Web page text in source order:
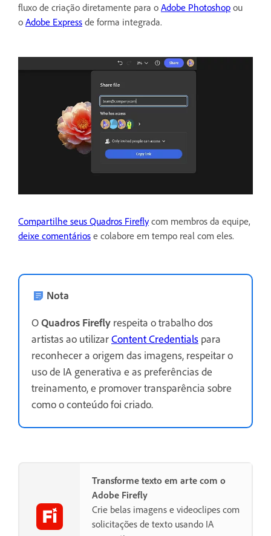
fluxo de criação diretamente para o Adobe Photoshop ou
o Adobe Express de forma integrada.
Compartilhe seus Quadros Fireflycom membros da equipe,
deixe comentários e colabore em tempo real com eles.
Nota
OQuadros Firefly respeita o trabalho dos
artistas ao utilizarContent Credentials para
reconhecer a origem das imagens, respeitar o
uso de IA generativa e as preferências de
treinamento, e promover transparência sobre
como o conteúdo foi criado.
Transforme texto em arte com o
Adobe Firefly
Crie belas imagens e videoclipes com
solicitações de texto usando IA